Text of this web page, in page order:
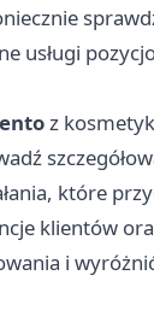
usługi
z
które
klientów
i